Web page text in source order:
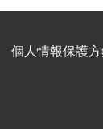
個人情報保護